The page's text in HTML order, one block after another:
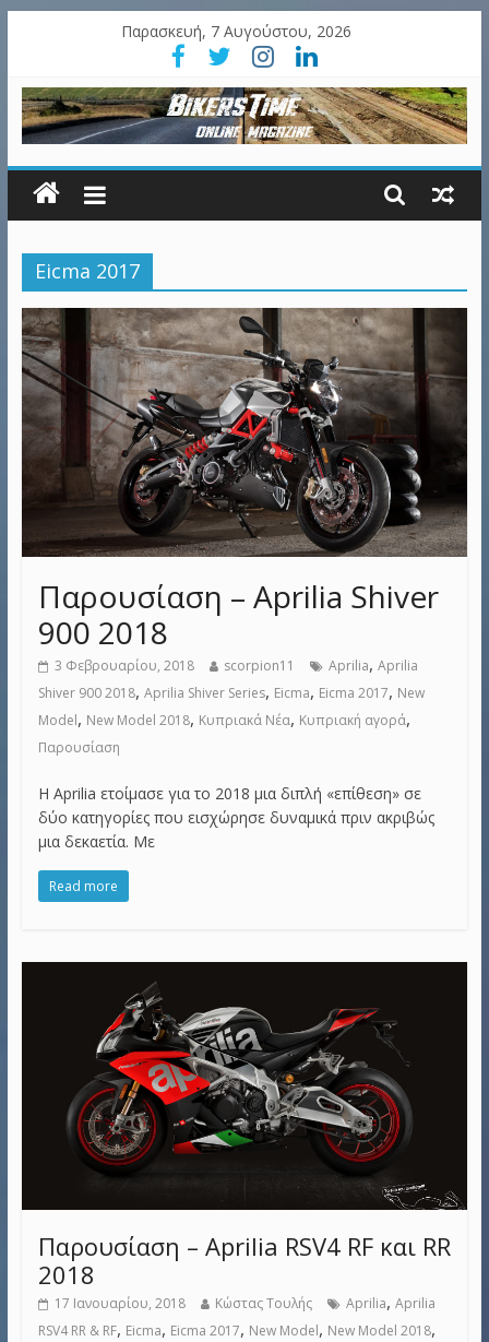
Παρασκευή, 7 Αυγούστου, 2026
Eicma 2017
Παρουσίαση – Aprilia Shiver
900 2018
3 Φεβρουαρίου, 2018 scorpion11 Aprilia, Aprilia
Shiver 900 2018, Aprilia Shiver Series, Eicma, Eicma 2017, New
Model, New Model 2018, Κυπριακά Νέα, Κυπριακή αγορά,
Παρουσίαση
Η Aprilia ετοίμασε για το 2018 μια διπλή «επίθεση» σε
δύο κατηγορίες που εισχώρησε δυναμικά πριν ακριβώς
μια δεκαετία. Με
Read more
Παρουσίαση – Aprilia RSV4 RF και RR
2018
17 Ιανουαρίου, 2018 Κώστας Τουλής Aprilia, Aprilia
RSV4 RR & RF, Eicma, Eicma 2017, New Model, New Model 2018,